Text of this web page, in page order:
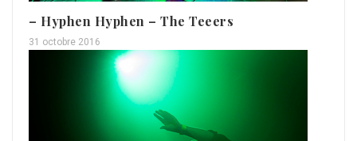
– Hyphen Hyphen – The Teeers
31 octobre 2016